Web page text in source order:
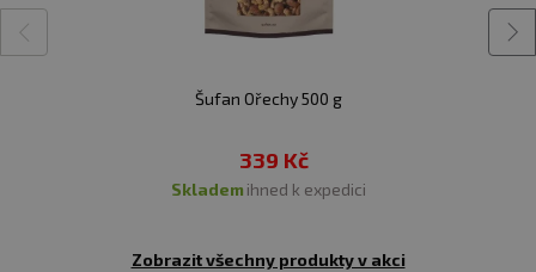
Šufan Ořechy 500 g
339 Kč
skladem ihned k expedici
Zobrazit všechny produkty v akci